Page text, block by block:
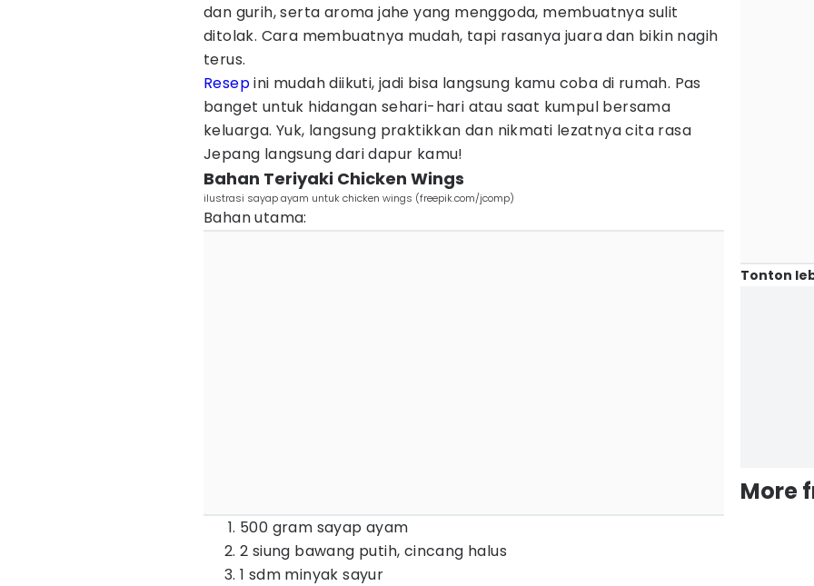
dan gurih, serta aroma jahe yang menggoda, membuatnya sulit
ditolak. Cara membuatnya mudah, tapi rasanya juara dan bikin nagih
terus.
Resepini mudah diikuti, jadi bisa langsung kamu coba di rumah. Pas
banget untuk hidangan sehari-hari atau saat kumpul bersama
keluarga. Yuk, langsung praktikkan dan nikmati lezatnya cita rasa
Jepang langsung dari dapur kamu!
Bahan Teriyaki Chicken Wings
ilustrasi sayap ayam untuk chicken wings (freepik.com/jcomp)
Bahan utama:
500 gram sayap ayam
2 siung bawang putih, cincang halus
1 sdm minyak sayur
Tonton
More